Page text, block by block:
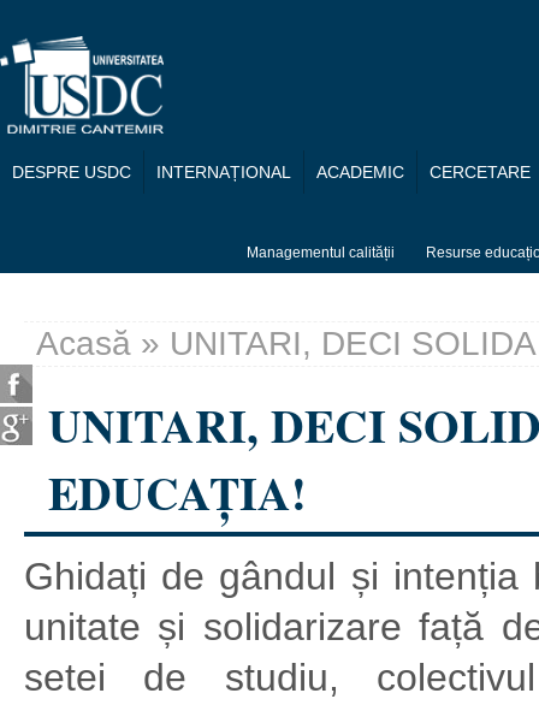
DESPRE USDC INTERNAȚIONAL ACADEMIC CERCETARE
Managementul calității Resurse
Eşti aici
Acasă » UNITARI, DECI
UNITARI, DECI
EDUCAȚIA!
Ghidați de gândul și
unitate și solidarizare față
setei de studiu,